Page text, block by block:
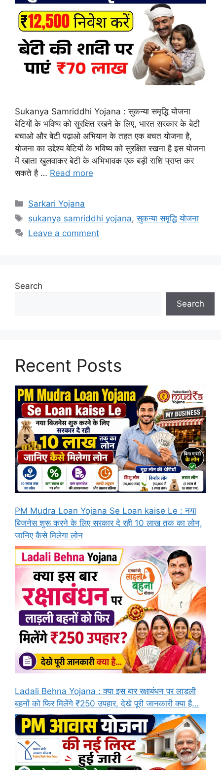
Sukanya Samriddhi Yojana : सुकन्या समृद्धि योजना
बेटियों के भविष्य को सुरक्षित रखने के लिए, भारत सरकार के बेटी
बचाओ और बेटी पढ़ाओ अभियान के तहत एक बचत योजना है,
योजना का उद्देश्य बेटियों के भविष्य को सुरक्षित रखना है इस योजना
में खाता खुलवाकर बेटी के अभिभावक एक बड़ी राशि प्राप्त कर
सकते है … Read more
Categories
Sarkari Yojana
Tags
sukanya samriddhi yojana,सुकन्या समृद्धि योजना
Leave a comment
Search
Search
Recent Posts
PM Mudra Loan Yojana Se Loan kaise Le : नया
बिजनेस शुरू करने के लिए सरकार दे रही 10 लाख तक का लोन,
जानिए कैसे मिलेगा लोन
Ladali Behna Yojana : क्या इस बार रक्षाबंधन पर लाड़ली
बहनों को फिर मिलेंगे ₹250 उपहार, देखे पूरी जानकारी क्या है…